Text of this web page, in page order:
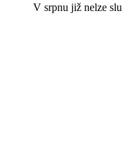
V srpnu již nelze